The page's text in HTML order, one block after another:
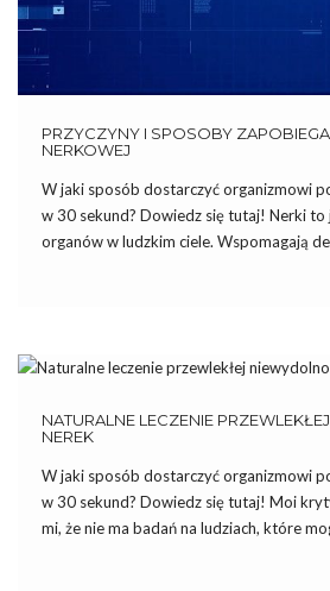
PRZYCZYNY I SPOSOBY
NERKOWEJ
W jaki sposób dostarczyć organizmowi
w 30 sekund? Dowiedz się tutaj! Nerki to
organów w ludzkim ciele. Wspomagają
NATURALNE LECZENIE
NEREK
W jaki sposób dostarczyć organizmowi
w 30 sekund? Dowiedz się tutaj! Moi
mi, że nie ma badań na ludziach, które